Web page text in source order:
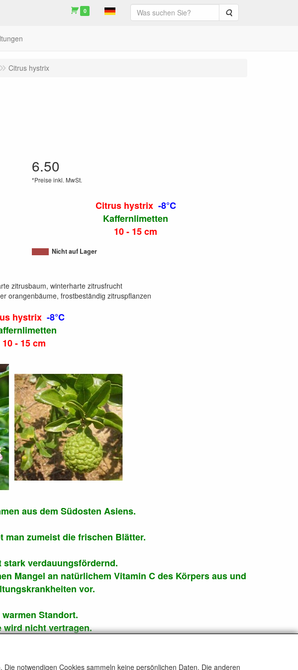
0 Suche
Citrus hystrix
6.50
*Preise inkl. MwSt.
Citrus hystrix -8°C
Kaffernlimetten
10 - 15 cm
Nicht auf Lager
zitrusbaum, winterharte zitrusfrucht
orangenbäume, frostbeständig zitruspflanzen
hystrix -8°C
10 - 15 cm
aus dem Südosten Asiens.
man zumeist die frischen Blätter.
stark verdauungsfördernd.
Mangel an natürlichem Vitamin C des Körpers aus und
vor.
warmen Standort.
wird nicht vertragen.
notwendigen Cookies sammeln keine persönlichen Daten. Die anderen